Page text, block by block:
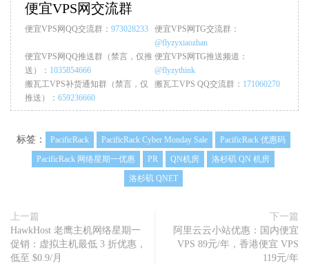
便宜VPS网交流群
便宜VPS网QQ交流群： 973028233
便宜VPS网TG交流群：
@flyzyxiaozhan
便宜VPS网QQ推送群（禁言，仅推
送）： 1035854666
便宜VPS网TG推送频道：
@flyzythink
搬瓦工VPS补货通知群（禁言，仅
推送）： 659236660
搬瓦工VPS QQ交流群： 171060270
标签： PacificRack PacificRack Cyber Monday Sale
PacificRack 优惠码
PacificRack 网络星期一优惠
PR QN机房
洛杉矶 QN 机房
洛杉矶 QNET
上一篇
HawkHost 老鹰主机网络星期一
促销：虚拟主机最低 3 折优惠，
低至 $0.9/月
下一篇
阿里云云小站优惠：国内便宜
VPS 89元/年，香港便宜 VPS
119元/年